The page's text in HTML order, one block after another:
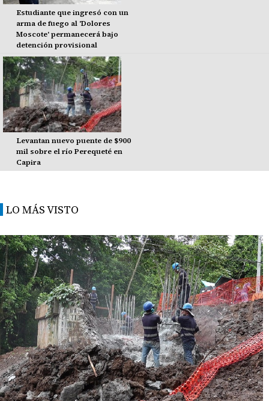
Estudiante que ingresó con un
arma de fuego al 'Dolores
Moscote' permanecerá bajo
detención provisional
Levantan nuevo puente de $900
mil sobre el río Perequeté en
Capira
LO MÁS VISTO